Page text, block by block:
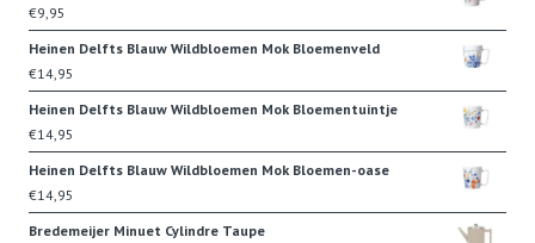
€9,95
Heinen Delfts Blauw Wildbloemen Mok Bloemenveld
€14,95
Heinen Delfts Blauw Wildbloemen Mok Bloementuintje
€14,95
Heinen Delfts Blauw Wildbloemen Mok Bloemen-oase
€14,95
Bredemeijer Minuet Cylindre Taupe